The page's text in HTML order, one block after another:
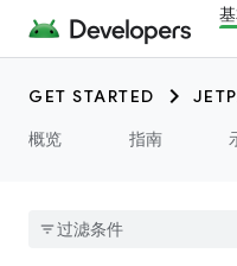
GET STARTED
概览
指南
androidx.camera.media3
androidx.car
androidx.car.app
androidx.collection